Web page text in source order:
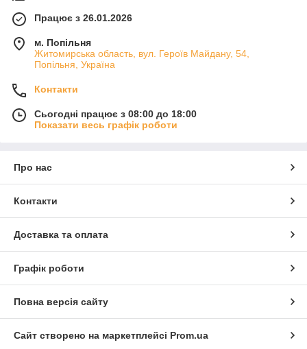
Працює з 26.01.2026
м. Попільня
Житомирська область, вул. Героїв Майдану, 54,
Попільня, Україна
Контакти
Сьогодні працює з 08:00 до 18:00
Показати весь графік роботи
Про нас
Контакти
Доставка та оплата
Графік роботи
Повна версія сайту
Сайт створено на маркетплейсі Prom.ua